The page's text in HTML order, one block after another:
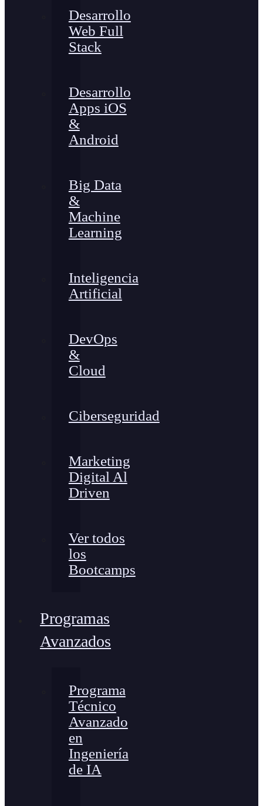
Desarrollo
Web Full
Stack
Desarrollo
Apps iOS
&
Android
Big Data
&
Machine
Learning
Inteligencia
Artificial
DevOps
&
Cloud
Ciberseguridad
Marketing
Digital Al
Driven
Ver todos
los
Bootcamps
Programas
Avanzados
Programa
Técnico
Avanzado
en
Ingeniería
de IA